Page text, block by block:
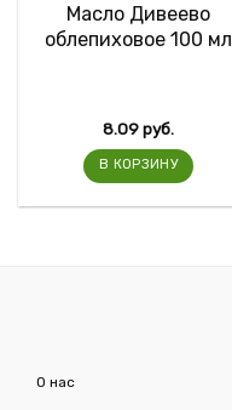
Масло Дивеево
облепиховое 100 мл
8.09руб.
В КОРЗИНУ
О нас